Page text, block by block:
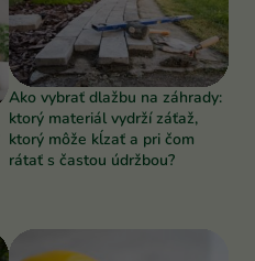
Ako vybrať dlažbu na záhrady:
ktorý materiál vydrží záťaž,
ktorý môže kĺzať a pri čom
rátať s častou údržbou?